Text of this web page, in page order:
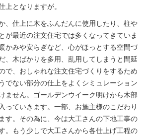
上となりますが。
、仕上に木をふんだんに使用したり、柱や
が最近の注文住宅では多くなってきていま
かみや安らぎなど、心がほっとする空間づ
、木ばかりを多用、乱用してしまうと間延
で、おしゃれな注文住宅づくりをするため
でない部分の仕上をよくシミュレーション
ません。ゴールデンウイーク明けから木部
っていきます。一部、お施主様のこだわり
す。その為に、今は大工さんの下地工事の
。もう少しで大工さんから各仕上げ工程の